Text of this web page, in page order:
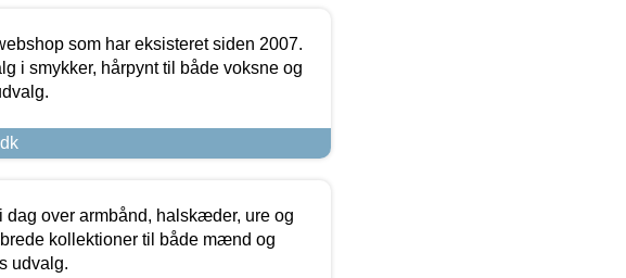
som har eksisteret siden 2007.
i smykker, hårpynt til både voksne og
over armbånd, halskæder, ure og
kollektioner til både mænd og
udvalg.